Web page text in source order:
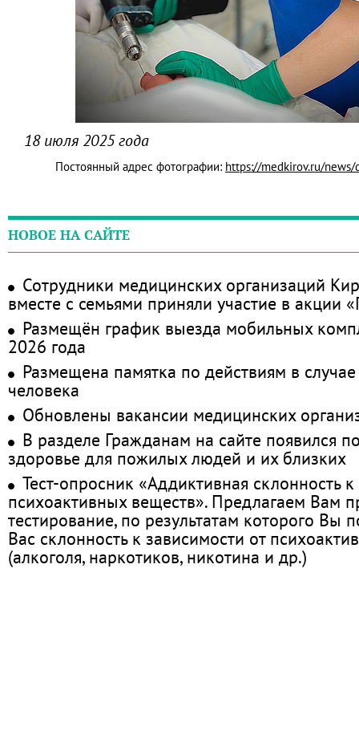
18 июля 2025 года
Постоянный адрес фотографии: https://medkirov.ru/
НОВОЕ НА САЙТЕ
Сотрудники медицинских организаций
вместе с семьями приняли участие в акции
Размещён график выезда мобильных
2026 года
Размещена памятка по действиям в
человека
Обновлены вакансии медицинских
В разделе Гражданам на сайте появился
здоровье для пожилых людей и их близких
Тест-опросник «Аддиктивная склонность
психоактивных веществ». Предлагаем Вам
тестирование, по результатам которого Вы
Вас склонность к зависимости от
(алкоголя, наркотиков, никотина и др.)